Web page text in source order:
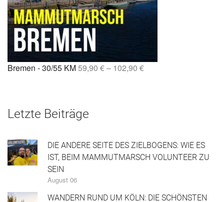
Bremen - 30/55 KM59,90 €– 102,90 €
Letzte Beiträge
DIE ANDERE SEITE DES ZIELBOGENS: WIE ES
IST, BEIM MAMMUTMARSCH VOLUNTEER ZU
SEIN
August 06
WANDERN RUND UM KÖLN: DIE SCHÖNSTEN